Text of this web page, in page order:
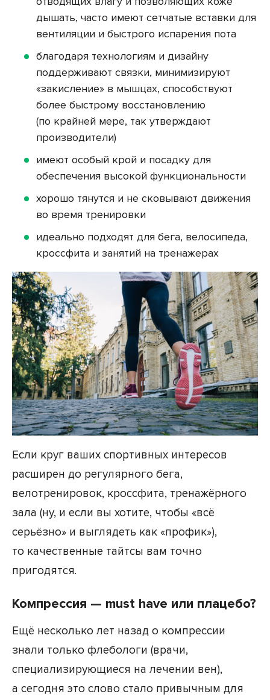
дышать, часто имеют сетчатые вставки для
вентиляции и быстрого испарения пота
благодаря технологиям и дизайну
поддерживают связки, минимизируют
«закисление» в мышцах, способствуют
более быстрому восстановлению
(по крайней мере, так утверждают
производители)
имеют особый крой и посадку для
обеспечения высокой функциональности
хорошо тянутся и не сковывают движения
во время тренировки
идеально подходят для бега, велосипеда,
кроссфита и занятий на тренажерах
Если круг ваших спортивных интересов
расширен до регулярного бега,
велотренировок, кроссфита, тренажёрного
зала (ну, и если вы хотите, чтобы «всё
серьёзно» и выглядеть как «профик»),
то качественные тайтсы вам точно
пригодятся.
Компрессия — must have или плацебо?
Ещё несколько лет назад о компрессии
знали только флебологи (врачи,
специализирующиеся на лечении вен),
а сегодня это слово стало привычным для